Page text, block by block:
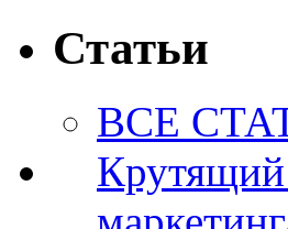
Статьи
ВСЕ